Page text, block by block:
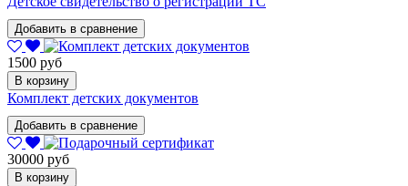
Добавить в сравнение
1500 руб
В корзину
Комплект детских документов
Добавить в сравнение
30000 руб
В корзину